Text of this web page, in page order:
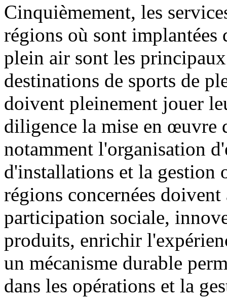
Cinquièmement, les
régions où sont implantées
plein air sont les
destinations de sports de
doivent pleinement jouer
diligence la mise en œuvre
notamment l'organisation
d'installations et la gestion
régions concernées
participation sociale,
produits, enrichir
un mécanisme durable
dans les opérations et la